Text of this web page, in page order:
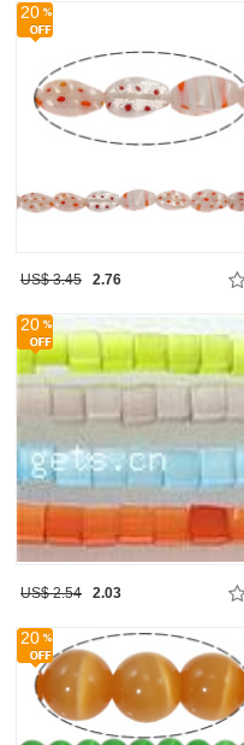
20
US$ 3.45 2.76
20
US$ 2.54 2.03
20